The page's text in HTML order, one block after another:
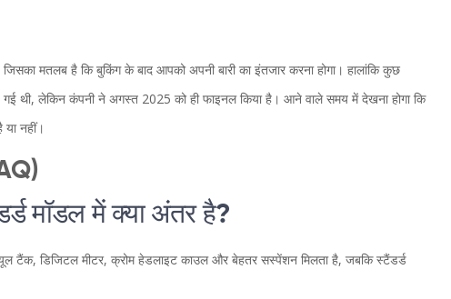
मतलब है कि बुकिंग के बाद आपको अपनी बारी का इंतजार करना होगा। हालांकि कुछ
गई थी, लेकिन कंपनी ने अगस्त 2025 को ही फाइनल किया है। आने वाले समय में देखना होगा कि
नहीं।
मॉडल में क्या अंतर है?
टैंक, डिजिटल मीटर, क्रोम हेडलाइट काउल और बेहतर सस्पेंशन मिलता है, जबकि स्टैंडर्ड